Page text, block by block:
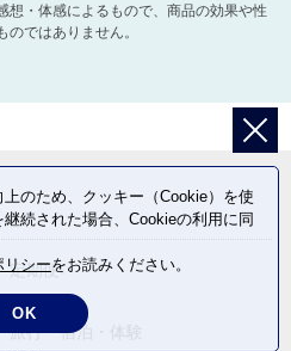
・体感によるもので、商品の効果や性
のではありません。
定期便
旅行・宿泊・体験
のため、クッキー（Cookie）を使
続された場合、Cookieの利用に同
リシーをお読みください。
OK